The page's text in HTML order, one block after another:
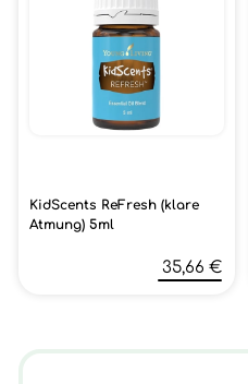
KidScents ReFresh (klare
Atmung) 5ml
35,66 €